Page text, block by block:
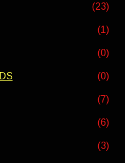
(23)
(1)
(0)
(0)
(7)
(6)
(3)